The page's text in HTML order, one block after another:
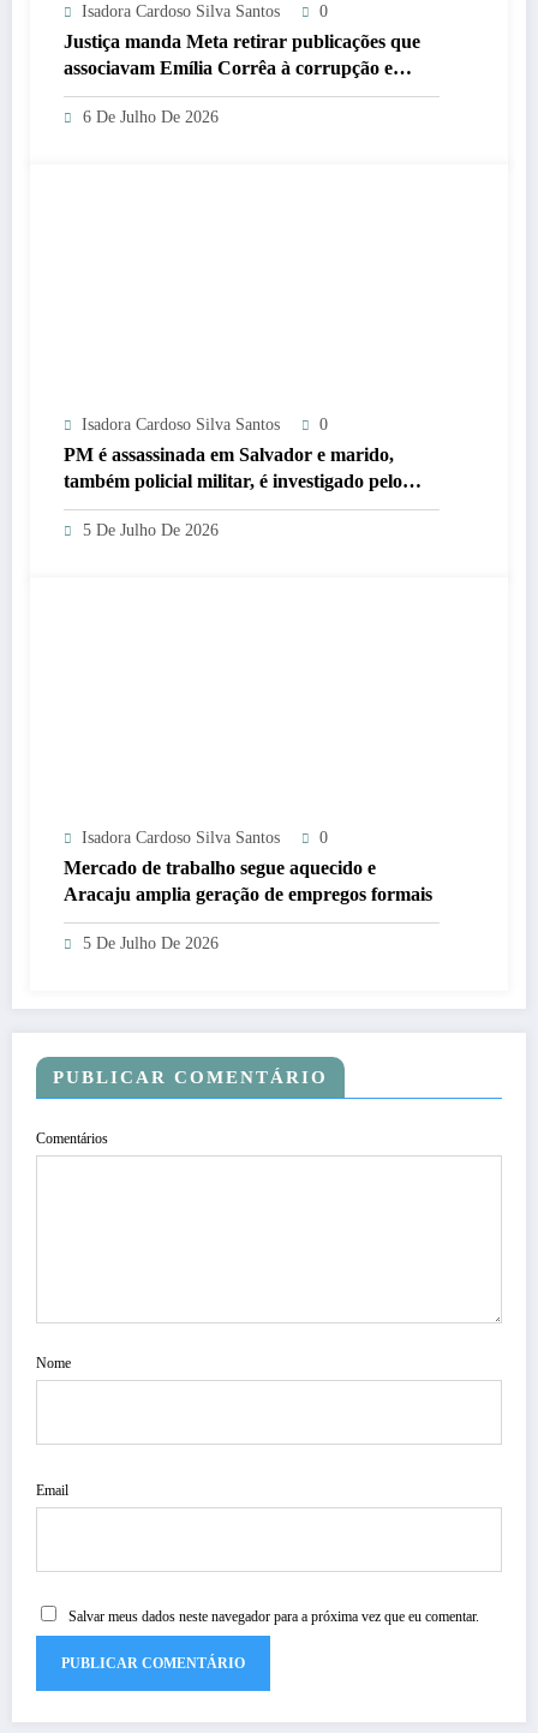
Isadora Cardoso Silva Santos 0
Justiça manda Meta retirar publicações que
associavam Emília Corrêa à corrupção e
identificar responsáveis
6 De Julho De 2026
Isadora Cardoso Silva Santos 0
PM é assassinada em Salvador e marido,
também policial militar, é investigado pelo
crime
5 De Julho De 2026
Isadora Cardoso Silva Santos 0
Mercado de trabalho segue aquecido e
Aracaju amplia geração de empregos formais
5 De Julho De 2026
PUBLICAR COMENTÁRIO
Comentários
Nome
Email
Salvar meus dados neste navegador para a próxima vez que eu comentar.